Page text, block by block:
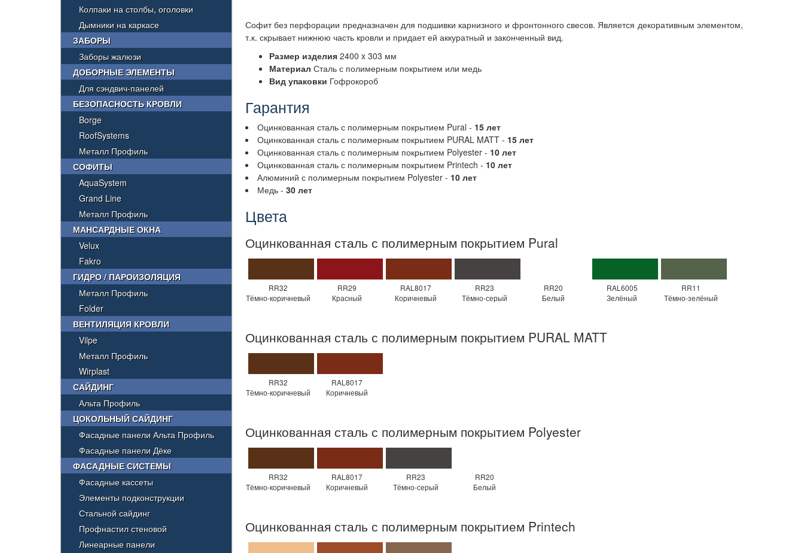
Софит без перфорации предназначен для подшивки карнизного и фронтонного свесов. Является декоративным элементом,
т.к. скрывает нижнюю часть кровли и придает ей аккуратный и законченный вид.
Размер изделия2400 x 303 мм
Материал Сталь с полимерным покрытием или медь
Вид упаковки Гофрокороб
Гарантия
Оцинкованная сталь с полимерным покрытием Pural - 15 лет
Оцинкованная сталь с полимерным покрытием PURAL MATT - 15 лет
Оцинкованная сталь с полимерным покрытием Polyester - 10 лет
Оцинкованная сталь с полимерным покрытием Printech - 10 лет
Алюминий с полимерным покрытием Polyester - 10 лет
Медь - 30 лет
Цвета
Оцинкованная сталь с полимерным покрытием Pural
RR32
Тёмно-коричневый
RR29
Красный
RAL8017
Коричневый
RR23
Тёмно-серый
RR20
Белый
RAL6005
Зелёный
RR11
Тёмно-зелёный
Оцинкованная сталь с полимерным покрытием PURAL MATT
RR32
Тёмно-коричневый
RAL8017
Коричневый
Оцинкованная сталь с полимерным покрытием Polyester
RR32
Тёмно-коричневый
RAL8017
Коричневый
RR23
Тёмно-серый
RR20
Белый
Оцинкованная сталь с полимерным покрытием Printech
Колпаки на столбы, оголовки
Дымники на каркасе
ЗАБОРЫ
Заборы жалюзи
ДОБОРНЫЕ ЭЛЕМЕНТЫ
Для сэндвич-панелей
БЕЗОПАСНОСТЬ КРОВЛИ
Borge
RoofSystems
Металл Профиль
СОФИТЫ
AquaSystem
Grand Line
Металл Профиль
МАНСАРДНЫЕ ОКНА
Velux
Fakro
ГИДРО / ПАРОИЗОЛЯЦИЯ
Металл Профиль
Folder
ВЕНТИЛЯЦИЯ КРОВЛИ
Vilpe
Металл Профиль
Wirplast
САЙДИНГ
Альта Профиль
ЦОКОЛЬНЫЙ САЙДИНГ
Фасадные панели Альта Профиль
Фасадные панели Дёке
ФАСАДНЫЕ СИСТЕМЫ
Фасадные кассеты
Элементы подконструкции
Стальной сайдинг
Профнастил стеновой
Линеарные панели